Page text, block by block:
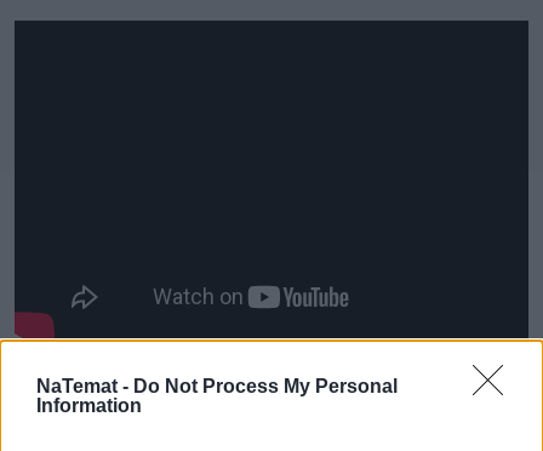
NaTemat - Do Not Process My Personal
Information
W Barcelonie znajduje się bardzo piękne i świetnie
zaprojektowane oceanarium. Jest tam długi na 80 metrów